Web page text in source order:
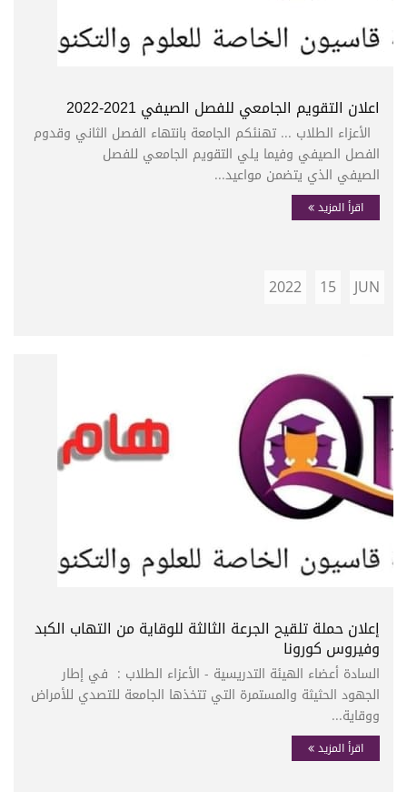
اعلان التقويم الجامعي للفصل الصيفي 2021-2022
الأعزاء الطلاب ... تهنئكم الجامعة بانتهاء الفصل الثاني وقدوم
الفصل الصيفي وفيما يلي التقويم الجامعي للفصل
الصيفي الذي يتضمن مواعيد...
اقرأ المزيد
JUN
15
2022
إعلان حملة تلقيح الجرعة الثالثة للوقاية من التهاب الكبد
وفيروس كورونا
السادة أعضاء الهيئة التدريسية - الأعزاء الطلاب : في إطار
الجهود الحثيثة والمستمرة التي تتخذها الجامعة للتصدي للأمراض
ووقاية...
اقرأ المزيد